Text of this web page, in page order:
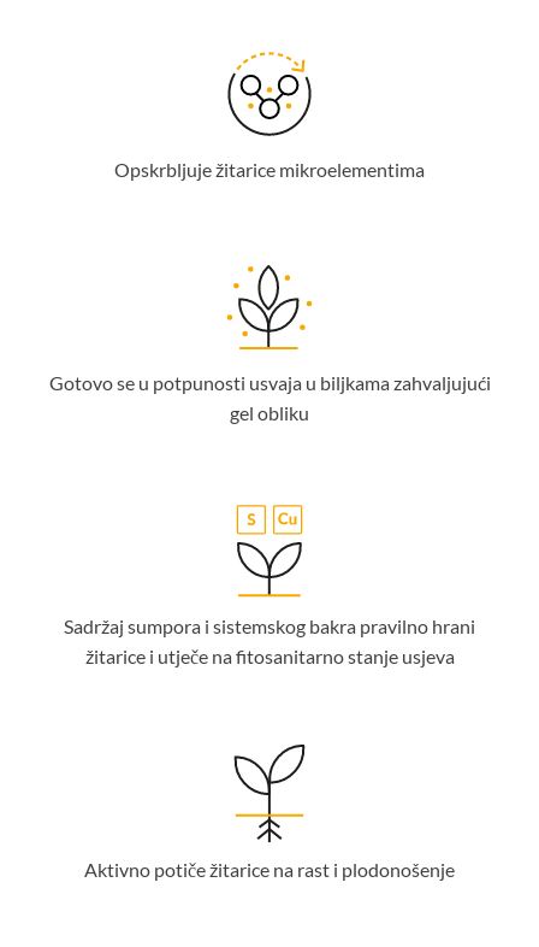
Opskrbljuje žitarice mikroelementima
Gotovo se u potpunosti usvaja u biljkama zahvaljujući
gel obliku
Sadržaj sumpora i sistemskog bakra pravilno hrani
žitarice i utječe na fitosanitarno stanje usjeva
Aktivno potiče žitarice na rast i plodonošenje